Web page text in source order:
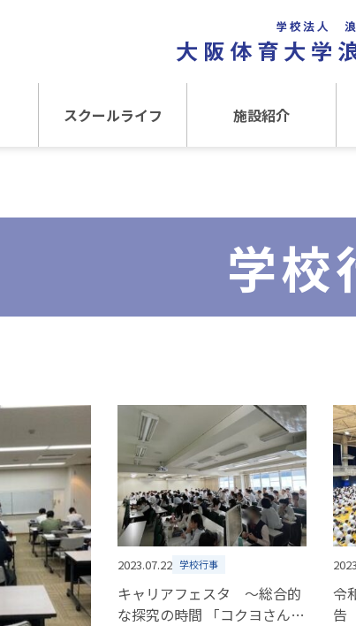
スクールライフ 施設紹介
学校
2023.07.22 学校行事
キャリアフェスタ ～総合的
な探究の時間 「コクヨさん
令
告